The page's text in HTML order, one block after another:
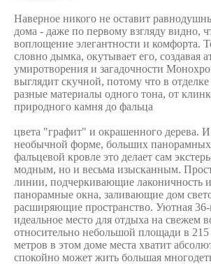
Наверное никого не оставит
дома - даже по первому взгляду видно,
воплощение элегантности и комфорта.
словно дымка, окутывает его, создавая
умиротворения и загадочности
выглядит скучной, потому что в
разные материалы одного тона, от
природного камня до фальца
цвета "графит" и окрашенного дерева.
необычной форме, больших
фальцевой кровле это делает сам
модным, но и весьма изысканным.
линии, подчеркивающие лаконичность
панорамные окна, заливающие дом
расширяющие пространство. Уютная 36-
идеальное место для отдыха на свежем
относительно небольшой площади в
метров в этом доме места хватит
спокойно может жить большая